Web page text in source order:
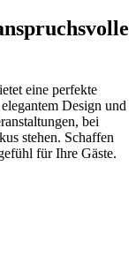
eine perfekte
Design und
bei
stehen. Schaffen
für Ihre Gäste.